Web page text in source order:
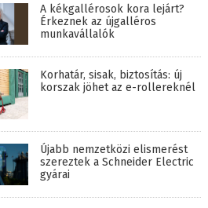
A kékgallérosok kora lejárt?
Érkeznek az újgalléros
munkavállalók
Korhatár, sisak, biztosítás: új
korszak jöhet az e-rollereknél
Újabb nemzetközi elismerést
szereztek a Schneider Electric
gyárai